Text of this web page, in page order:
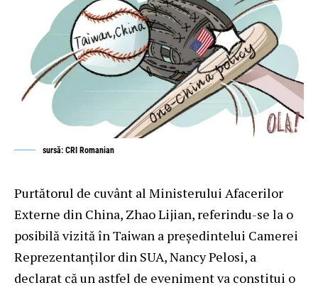
sursă: CRI Romanian
Purtătorul de cuvânt al Ministerului Afacerilor
Externe din China, Zhao Lijian, referindu-se la o
posibilă vizită în Taiwan a președintelui Camerei
Reprezentanților din SUA, Nancy Pelosi, a
declarat că un astfel de eveniment va constitui o